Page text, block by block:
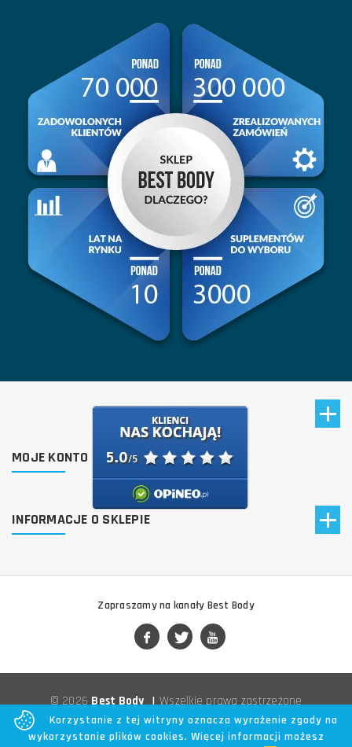
MOJE KONTO
INFORMACJE O SKLEPIE
Zapraszamy na kanały Best Body
© 2026Best Body | Wszelkie prawa zastrzeżone
Korzystanie z tej witryny oznacza wyrażenie zgody na
wykorzystanie plików cookies. Więcej informacji możesz